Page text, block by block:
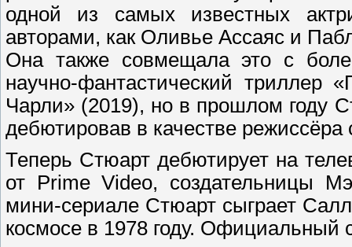
одной из самых известных
авторами, как Оливье Ассаяс и
Она также совмещала это с
научно-фантастический триллер
Чарли» (2019), но в прошлом году
дебютировав в качестве
Теперь Стюарт дебютирует на
от Prime Video, создательницы
мини-сериале Стюарт сыграет
космосе в 1978 году. Официальный